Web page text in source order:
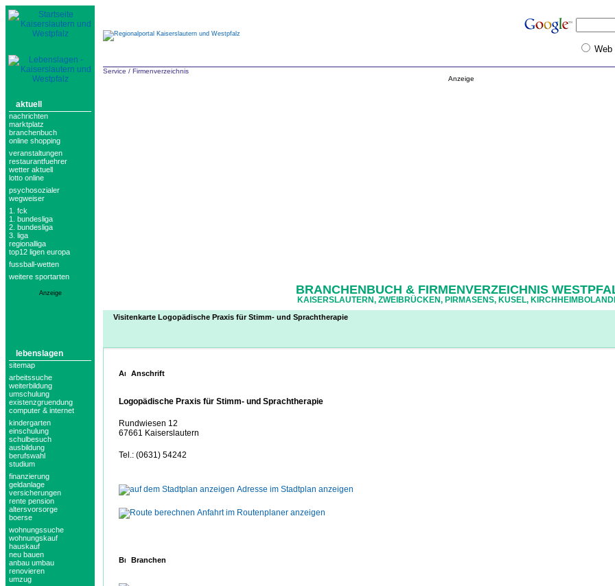
aktuell
nachrichten
marktplatz
branchenbuch
online shopping
veranstaltungen
restaurantfuehrer
wetter aktuell
lotto online
psychosozialer
wegweiser
1. fck
1. bundesliga
2. bundesliga
3. liga
regionalliga
top12 ligen europa
fussball-wetten
weitere sportarten
Anzeige
lebenslagen
sitemap
arbeitssuche
weiterbildung
umschulung
existenzgruendung
computer & internet
kindergarten
einschulung
schulbesuch
ausbildung
berufswahl
studium
finanzierung
geldanlage
versicherungen
rente pension
altersvorsorge
boerse
wohnungssuche
wohnungskauf
hauskauf
neu bauen
anbau umbau
renovieren
umzug
Web
Service / Firmenverzeichnis
Anzeige
BRANCHENBUCH & FIRMENVERZEICHNIS
KAISERSLAUTERN, ZWEIBRÜCKEN, PIRMASENS, KUSEL,
Visitenkarte Logopädische Praxis für Stimm- und Sprachtherapie
Anschrift
Logopädische Praxis für Stimm- und Sprachtherapie
Rundwiesen 12
67661 Kaiserslautern
Tel.: (0631) 54242
Adresse im Stadtplan anzeigen
Anfahrt im Routenplaner anzeigen
Branchen